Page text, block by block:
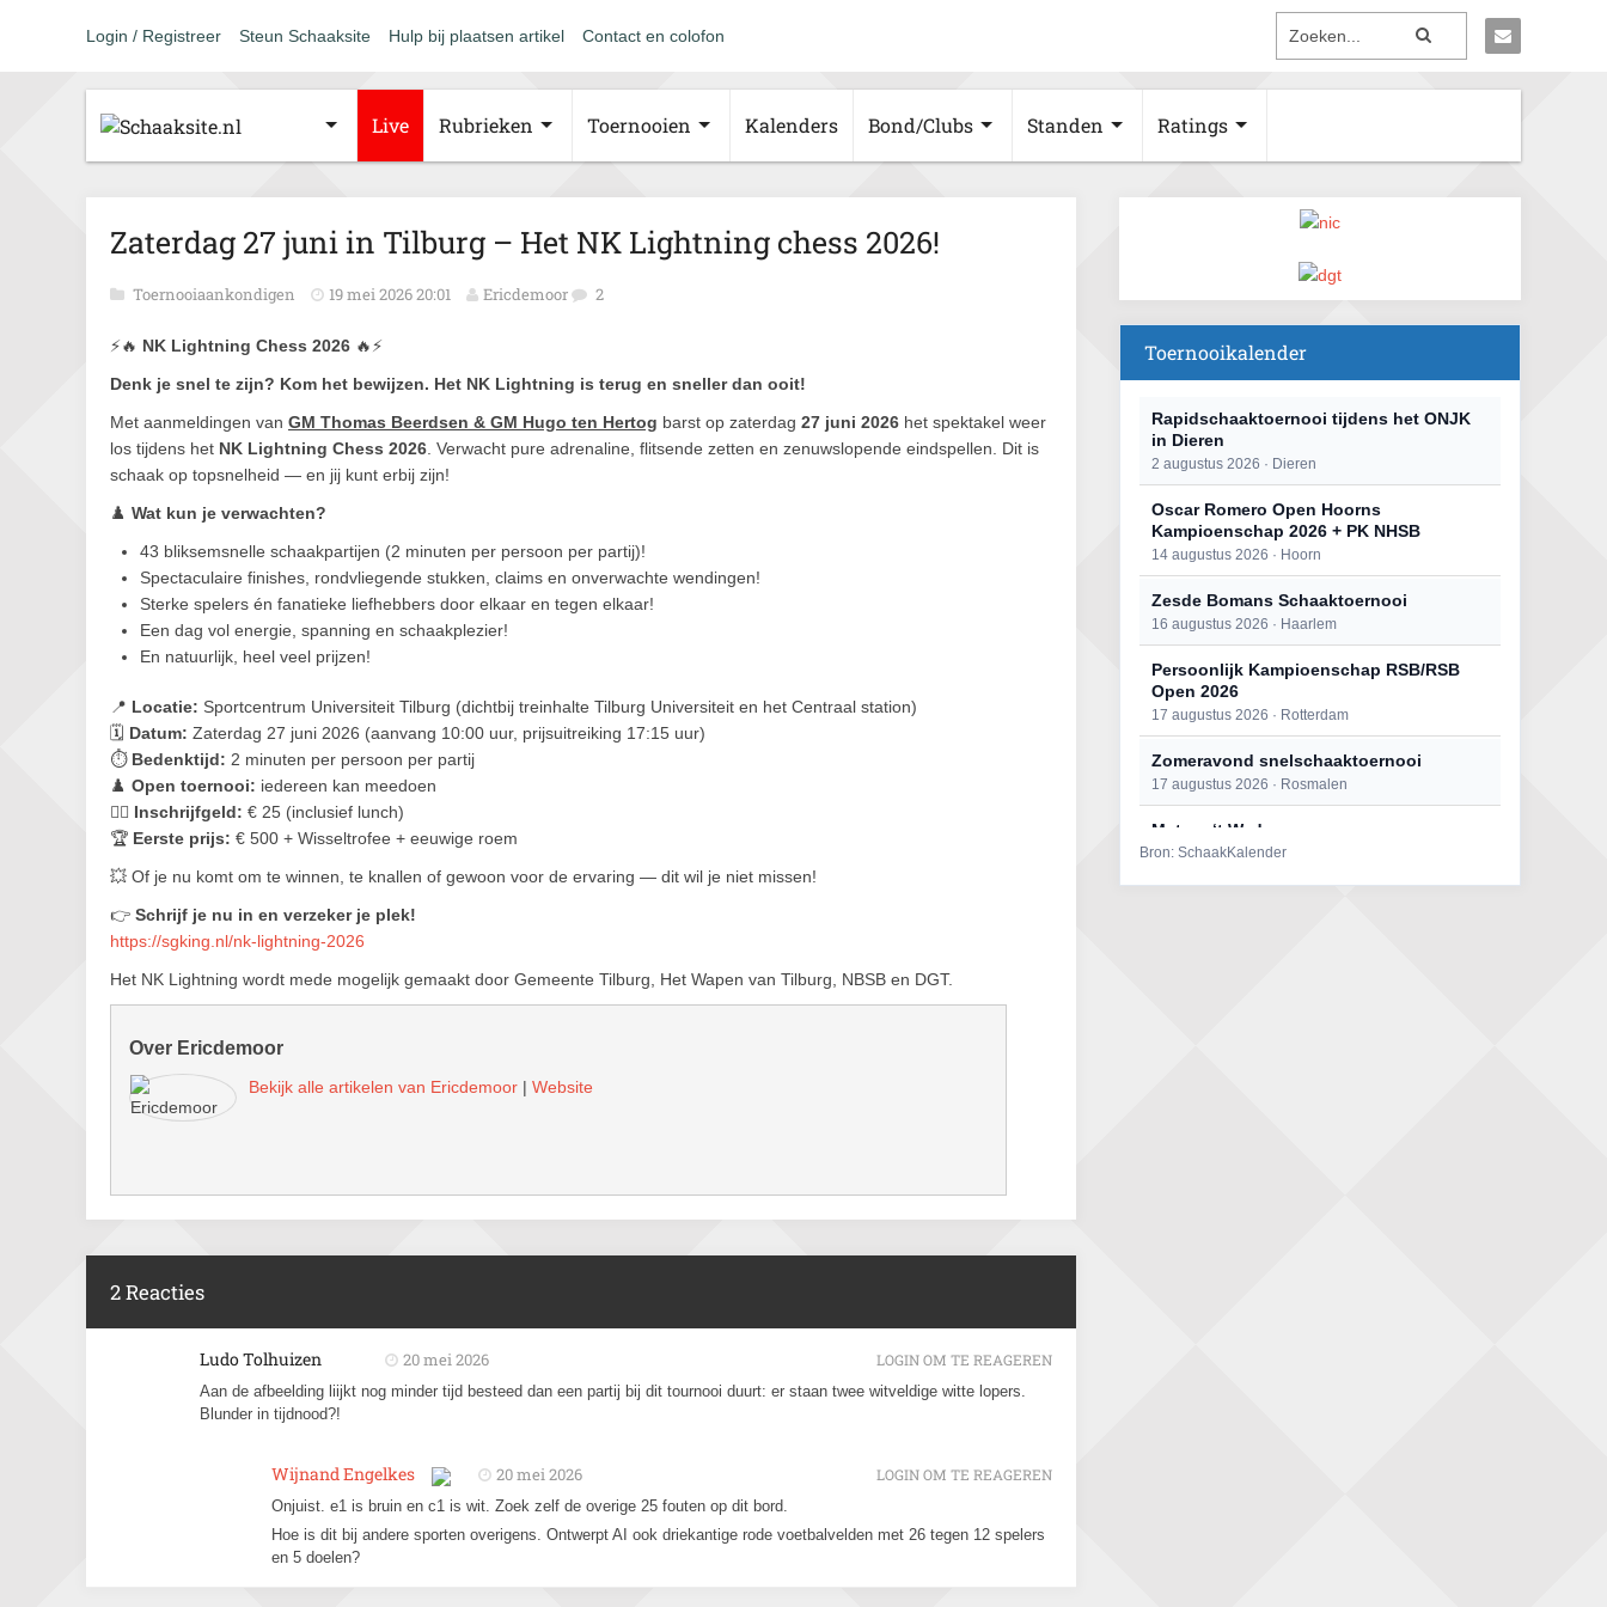
Login / Registreer Steun Schaaksite Hulp bij plaatsen artikel Contact en colofon
Live Rubrieken Toernooien Kalenders Bond/Clubs Standen Ratings
Zaterdag 27 juni in Tilburg – Het NK Lightning chess 2026!
Toernooiaankondigen 19 mei 2026 20:01 Ericdemoor 2
⚡🔥 NK Lightning Chess 2026 🔥⚡
Denk je snel te zijn? Kom het bewijzen. Het NK Lightning is terug en sneller dan ooit!
Met aanmeldingen van GM Thomas Beerdsen & GM Hugo ten Hertog barst op zaterdag 27 juni 2026 het spektakel weer
los tijdens het NK Lightning Chess 2026 . Verwacht pure adrenaline, flitsende zetten en zenuwslopende eindspellen. Dit is
schaak op topsnelheid — en jij kunt erbij zijn!
♟️ Wat kun je verwachten?
43 bliksemsnelle schaakpartijen (2 minuten per persoon per partij)!
Spectaculaire finishes, rondvliegende stukken, claims en onverwachte wendingen!
Sterke spelers én fanatieke liefhebbers door elkaar en tegen elkaar!
Een dag vol energie, spanning en schaakplezier!
En natuurlijk, heel veel prijzen!
📍 Locatie: Sportcentrum Universiteit Tilburg (dichtbij treinhalte Tilburg Universiteit en het Centraal station)
🗓️ Datum: Zaterdag 27 juni 2026 (aanvang 10:00 uur, prijsuitreiking 17:15 uur)
⏱️ Bedenktijd: 2 minuten per persoon per partij
♟️ Open toernooi: iedereen kan meedoen
✍🏻 Inschrijfgeld: € 25 (inclusief lunch)
🏆 Eerste prijs: € 500 + Wisseltrofee + eeuwige roem
💥 Of je nu komt om te winnen, te knallen of gewoon voor de ervaring — dit wil je niet missen!
👉 Schrijf je nu in en verzeker je plek!
https://sgking.nl/nk-lightning-2026
Het NK Lightning wordt mede mogelijk gemaakt door Gemeente Tilburg, Het Wapen van Tilburg, NBSB en DGT.
Over Ericdemoor
Bekijk alle artikelen van Ericdemoor | Website
2 Reacties
Ludo Tolhuizen 20 mei 2026
Aan de afbeelding liijkt nog minder tijd besteed dan een partij bij dit tournooi duurt: er staan twee witveldige witte lopers.
Blunder in tijdnood?!
LOGIN OM TE REAGEREN
Wijnand Engelkes 20 mei 2026
Onjuist. e1 is bruin en c1 is wit. Zoek zelf de overige 25 fouten op dit bord.
Hoe is dit bij andere sporten overigens. Ontwerpt AI ook driekantige rode voetbalvelden met 26 tegen 12 spelers
en 5 doelen?
LOGIN OM TE REAGEREN
Toernooikalender
Rapidschaaktoernooi tijdens het ONJK
in Dieren
2 augustus 2026 · Dieren
Oscar Romero Open Hoorns
Kampioenschap 2026 + PK NHSB
14 augustus 2026 · Hoorn
Zesde Bomans Schaaktoernooi
16 augustus 2026 · Haarlem
Persoonlijk Kampioenschap RSB/RSB
Open 2026
17 augustus 2026 · Rotterdam
Zomeravond snelschaaktoernooi
17 augustus 2026 · Rosmalen
Mat op ‘t Wad
22 augustus 2026 · Den Burg, Texel
Bron: SchaakKalender